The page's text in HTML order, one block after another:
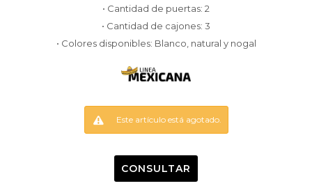
• Cantidad de puertas: 2
• Cantidad de cajones: 3
• Colores disponibles: Blanco, natural y nogal
Este artículo está agotado.
CONSULTAR